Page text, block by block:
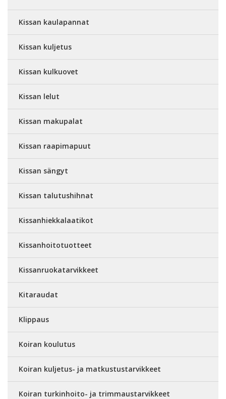
Kissan kaulapannat
Kissan kuljetus
Kissan kulkuovet
Kissan lelut
Kissan makupalat
Kissan raapimapuut
Kissan sängyt
Kissan talutushihnat
Kissanhiekkalaatikot
Kissanhoitotuotteet
Kissanruokatarvikkeet
Kitaraudat
Klippaus
Koiran koulutus
Koiran kuljetus- ja matkustustarvikkeet
Koiran turkinhoito- ja trimmaustarvikkeet